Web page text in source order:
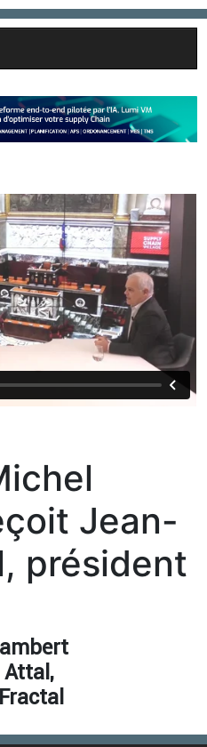
Jean-
président